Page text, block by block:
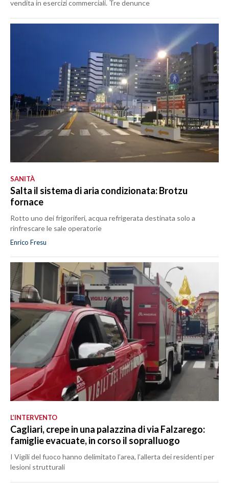
vendita in esercizi commerciali. Tre denunce
SANITÀ
Salta il sistema di aria condizionata: Brotzu
fornace
Rotto uno dei frigoriferi, acqua refrigerata destinata solo a
rinfrescare le sale operatorie
Enrico Fresu
L’INTERVENTO
Cagliari, crepe in una palazzina di via Falzarego:
famiglie evacuate, in corso il sopralluogo
I Vigili del fuoco hanno delimitato l’area, l’allerta dei residenti per
lesioni strutturali